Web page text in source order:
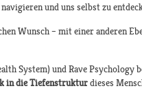
und uns selbst zu
Wunsch – mit einer anderen
System) und Rave
in die Tiefenstrukturdieses